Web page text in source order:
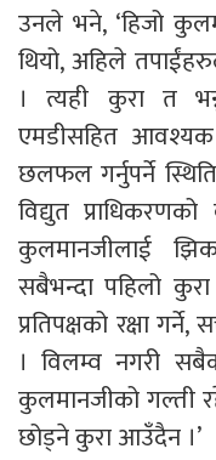
उनले भने, ‘हिजो
थियो, अहिले
। त्यही कुरा त
एमडीसहित
छलफल गर्नुपर्ने
विद्युत
कुलमानजीलाई
सबैभन्दा पहिलो
प्रतिपक्षको रक्षा
। विलम्व नगरी
कुलमानजीको गल्ती
छोड्ने कुरा आउँदैन ।’